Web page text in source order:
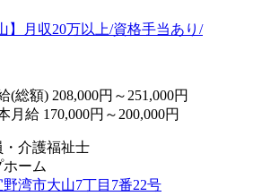
(総額) 208,000円～251,000円
月給 170,000円～200,000円
・介護福祉士
ーム
湾市大山7丁目7番22号